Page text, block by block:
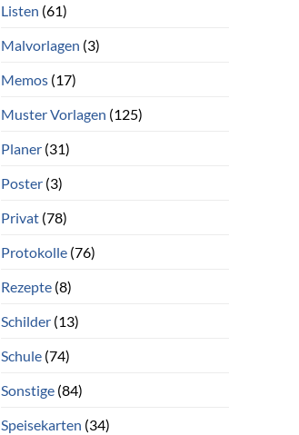
Listen (61)
Malvorlagen (3)
Memos(17)
Muster Vorlagen (125)
Planer(31)
Poster(3)
Privat(78)
Protokolle(76)
Rezepte(8)
Schilder(13)
Schule(74)
Sonstige(84)
Speisekarten (34)